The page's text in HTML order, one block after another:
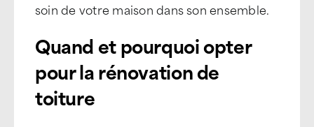
soin de votre maison dans son ensemble.
Quand et pourquoi opter
pour la rénovation de
toiture